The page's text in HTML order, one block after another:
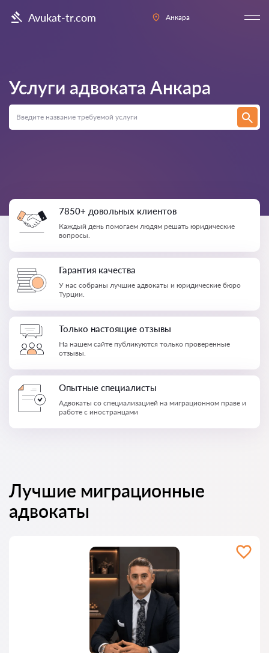
Avukat-tr.com Анкара
Услуги адвоката Анкара
7850+ довольных клиентов
Каждый день помогаем людям решать юридические
вопросы.
Гарантия качества
У нас собраны лучшие адвокаты и юридические бюро
Турции.
Только настоящие отзывы
На нашем сайте публикуются только проверенные
отзывы.
Опытные специалисты
Адвокаты со специализацией на миграционном праве и
работе с иностранцами
Лучшие миграционные
адвокаты